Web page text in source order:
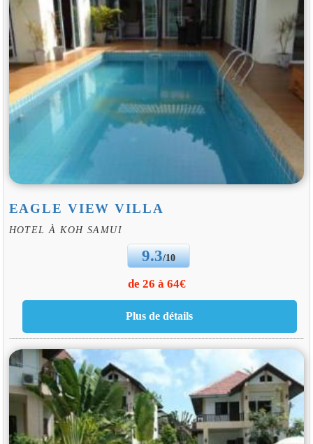
EAGLE VIEW VILLA
HOTEL À KOH SAMUI
9.3/10
de 26 à 64€